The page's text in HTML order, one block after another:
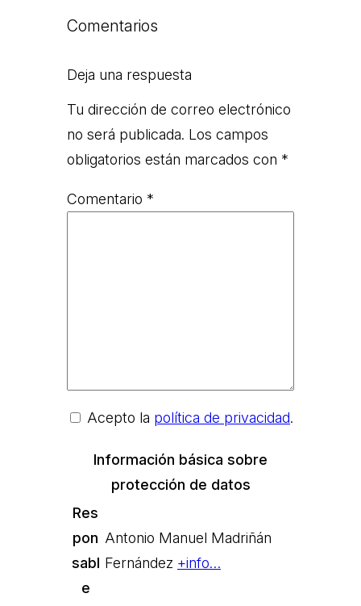
Comentarios
Deja una respuesta
Tu dirección de correo electrónico
no será publicada. Los campos
obligatorios están marcados con *
Comentario *
Acepto la política de privacidad.
Información básica sobre
protección de datos
Res
pon
sabl
e
Antonio Manuel Madriñán
Fernández +info…